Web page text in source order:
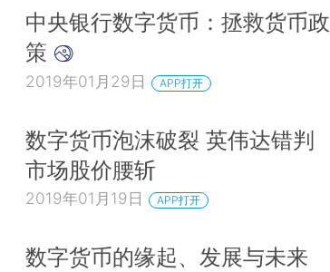
中央银行数字货币：拯救货币政
策
2019年01月29日 APP打开
数字货币泡沫破裂 英伟达错判
市场股价腰斩
2019年01月19日 APP打开
数字货币的缘起、发展与未来